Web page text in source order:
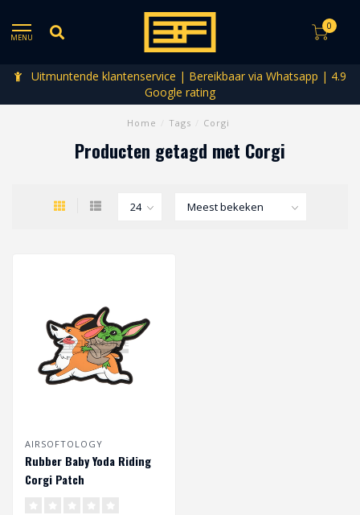
MENU
0
Uitmuntende klantenservice | Bereikbaar via Whatsapp | 4.9
Google rating
Home Tags Corgi
Producten getagd met Corgi
AIRSOFTOLOGY
Rubber Baby Yoda Riding
Corgi Patch